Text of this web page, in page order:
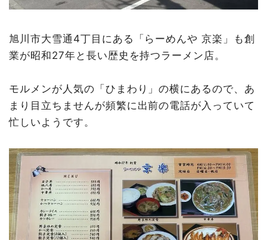
旭川市大雪通4丁目にある「らーめんや 京楽」も創
業が昭和27年と長い歴史を持つラーメン店。
モルメンが人気の「ひまわり」の横にあるので、あ
まり目立ちませんが頻繁に出前の電話が入っていて
忙しいようです。